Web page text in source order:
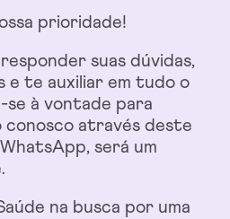
prioridade!
suas dúvidas,
e te auxiliar em tudo o
se à vontade para
através deste
será um
na busca por uma